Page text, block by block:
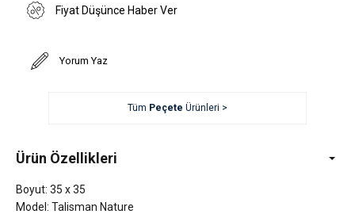
Fiyat Düşünce Haber Ver
Yorum Yaz
Tüm Peçete Ürünleri >
Ürün Özellikleri
Boyut: 35 x 35
Model: Talisman Nature